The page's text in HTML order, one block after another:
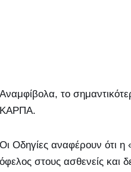
Αναμφίβολα, το
ΚΑΡΠΑ.
Οι Οδηγίες αναφέρουν ότι
όφελος στους ασθενείς και